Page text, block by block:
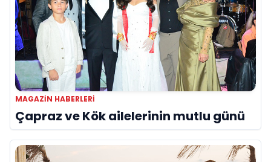
MAGAZIN HABERLERI
Çapraz ve Kök ailelerinin mutlu günü